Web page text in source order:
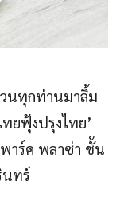
นทุกท่านมาลิ้ม
ยฟุ้งปรุงไทย’
าร์ค พลาซ่า ชั้น
นทร์